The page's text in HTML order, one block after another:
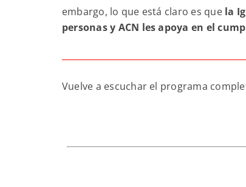
embargo, lo que está claro es que la
personas y ACN les apoya en el
Vuelve a escuchar el programa